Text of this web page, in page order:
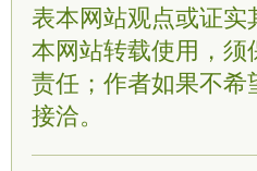
表本网站观点或证实
本网站转载使用，须
责任；作者如果不希
接洽。